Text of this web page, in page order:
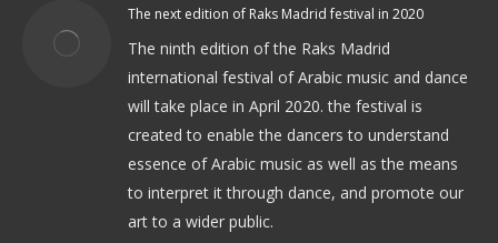
The next edition of Raks Madrid festival in 2020
The ninth edition of the Raks Madrid
international festival of Arabic music and dance
will take place in April 2020. the festival is
created to enable the dancers to understand
essence of Arabic music as well as the means
to interpret it through dance, and promote our
art to a wider public.